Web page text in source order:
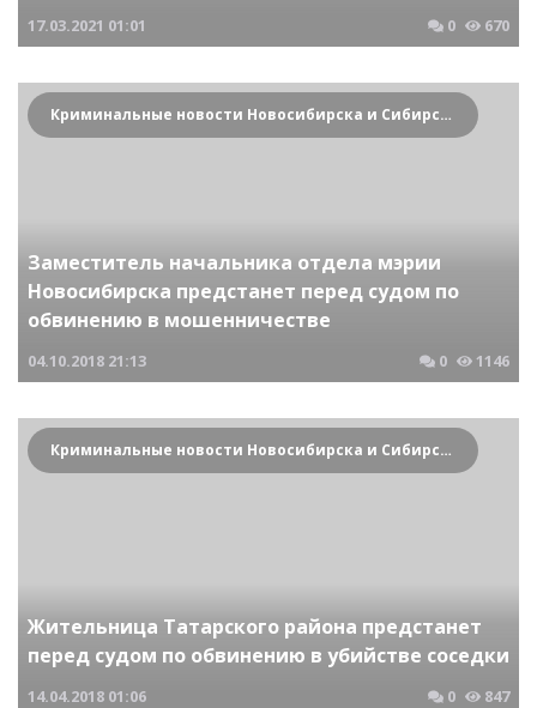
17.03.2021 01:01 0 670
Криминальные новости Новосибирска и Сибирского региона
Заместитель начальника отдела мэрии
Новосибирска предстанет перед судом по
обвинению в мошенничестве
04.10.2018 21:13 0 1146
Криминальные новости Новосибирска и Сибирского региона
Жительница Татарского района предстанет
перед судом по обвинению в убийстве соседки
14.04.2018 01:06 0 847